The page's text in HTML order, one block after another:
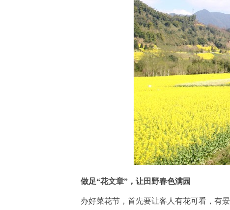
做足“花文章”，让田野春色满园
办好菜花节，首先要让客人有花可看，有